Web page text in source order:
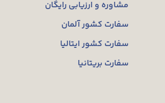
مشاوره و ارزیابی رایگان
سفارت کشور آلمان
سفارت کشور ایتالیا
سفارت بریتانیا